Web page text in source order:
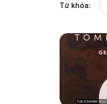
Từ khóa: